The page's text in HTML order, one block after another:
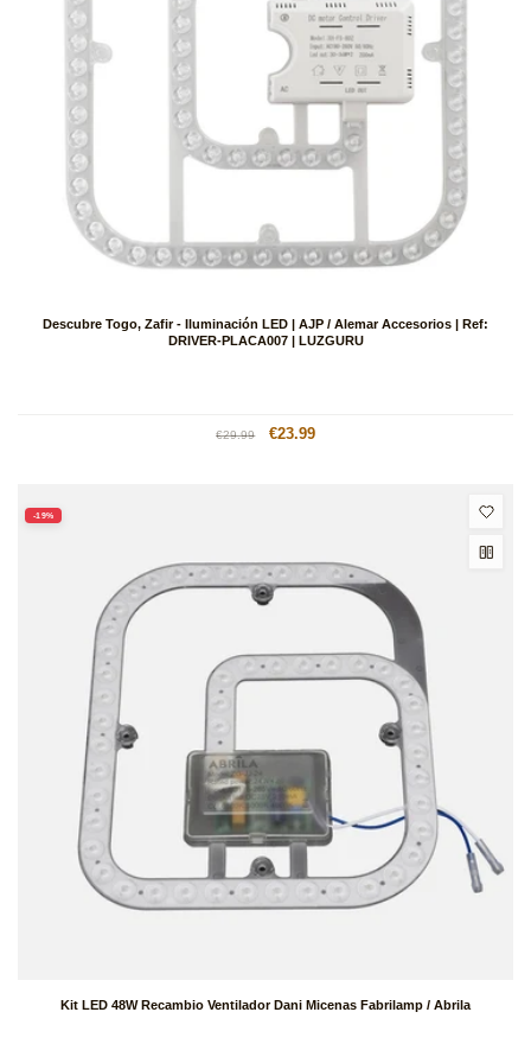
Descubre Togo, Zafir - Iluminación LED | AJP / Alemar Accesorios | Ref:
DRIVER-PLACA007 | LUZGURU
Precio
€29.99
Precio
€23.99
-19%
Kit LED 48W Recambio Ventilador Dani Micenas Fabrilamp / Abrila